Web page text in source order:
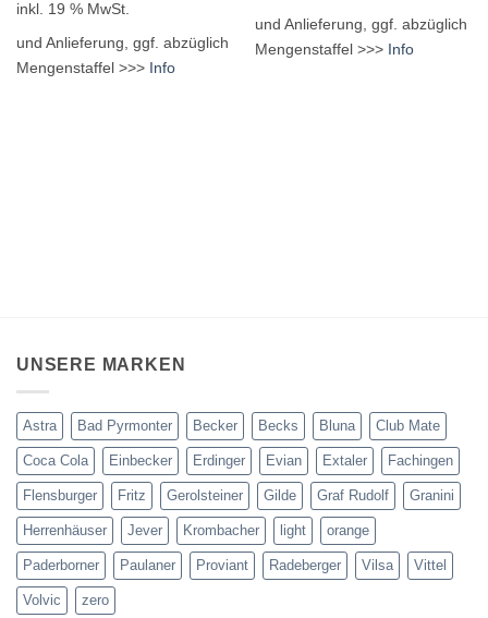
inkl. 19 % MwSt.
und Anlieferung, ggf. abzüglich
Mengenstaffel >>> Info
und Anlieferung, ggf. abzüglich
Mengenstaffel >>> Info
UNSERE MARKEN
Astra Bad Pyrmonter Becker Becks Bluna Club Mate
Coca Cola Einbecker Erdinger Evian Extaler Fachingen
Flensburger Fritz Gerolsteiner Gilde Graf Rudolf Granini
Herrenhäuser Jever Krombacher light orange
Paderborner Paulaner Proviant Radeberger Vilsa Vittel
Volvic zero